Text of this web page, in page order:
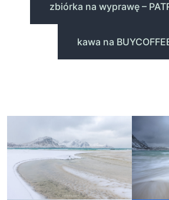
zbiórka na wyprawę –
kawa na